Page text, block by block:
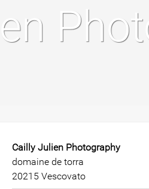
Cailly Julien Photography
domaine de torra
20215 Vescovato